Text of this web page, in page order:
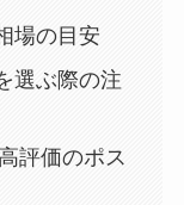
場の目安
選ぶ際の注
評価のポス